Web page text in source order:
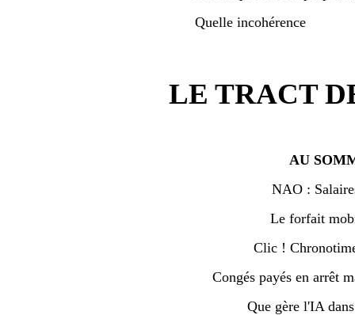
Quelle incohérence
LE TRACT
AU
NAO :
Le forfait
Clic !
Congés payés en arrêt
Que gère l'IA